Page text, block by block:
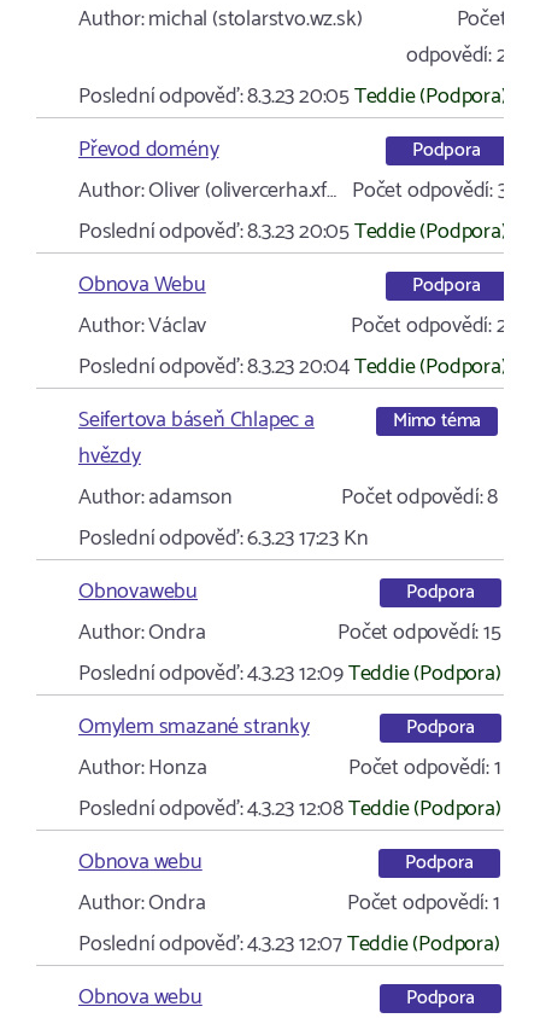
Author:michal (stolarstvo.wz.sk)
Počet
odpovědí:2
Poslední odpověď:8.3.23 20:05Teddie (Podpora)
Převod domény
Podpora
Author:Oliver (olivercerha.xf… Počet odpovědí:3
Poslední odpověď:8.3.23 20:05Teddie (Podpora)
Obnova Webu
Podpora
Author:Václav Počet odpovědí:2
Poslední odpověď:8.3.23 20:04Teddie (Podpora)
Seifertova báseň Chlapec a
hvězdy
Mimo téma
Author:adamson Počet odpovědí:8
Poslední odpověď:6.3.23 17:23Kn
Obnovawebu
Podpora
Author:Ondra Počet odpovědí:15
Poslední odpověď:4.3.23 12:09Teddie (Podpora)
Omylem smazané stranky
Podpora
Author:Honza Počet odpovědí:1
Poslední odpověď:4.3.23 12:08Teddie (Podpora)
Obnova webu
Podpora
Author:Ondra Počet odpovědí:1
Poslední odpověď:4.3.23 12:07Teddie (Podpora)
Obnova webu
Podpora